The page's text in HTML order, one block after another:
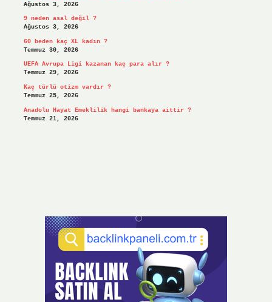
Ağustos 3, 2026
9 neden asal değil ?
Ağustos 3, 2026
60 beden kaç XL kadın ?
Temmuz 30, 2026
UEFA Avrupa Ligi kazanan kaç para alır ?
Temmuz 29, 2026
Kaç türlü otizm vardır ?
Temmuz 25, 2026
Anadolu Hayat Emeklilik hangi bankaya aittir ?
Temmuz 21, 2026